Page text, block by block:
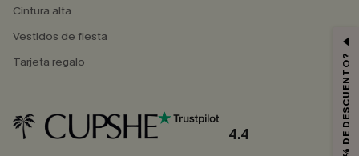
Cintura alta
Vestidos de fiesta
Tarjeta regalo
4.4